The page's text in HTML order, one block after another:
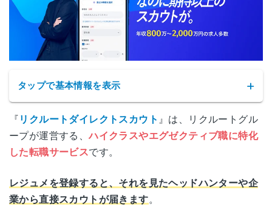
タップで基本情報を表示
サービス名 リクルートダイレクトスカウト
『 リクルートダイレクトスカウト 』は、リクルートグル
ープが運営する、ハイクラスやエグゼクティブ職に特化
した転職サービスです。
レジュメを登録すると、それを見たヘッドハンターや企
業から直接スカウトが届きます。